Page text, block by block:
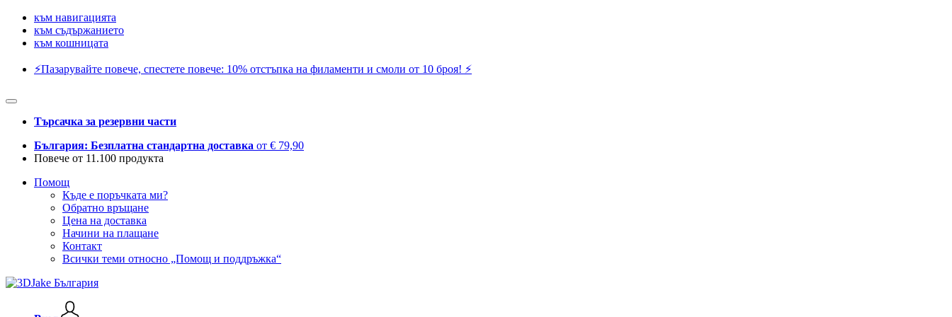
към навигацията
към съдържанието
към кошницата
⚡️Пазарувайте повече, спестете повече: 10% отстъпка на филаменти и смоли от 10 броя! ⚡️
Търсачка за резервни части
България: Безплатна стандартна доставка от € 79,90
Повече от 11.100 продукта
Помощ
Къде е поръчката ми?
Обратно връщане
Цена на доставка
Начини на плащане
Контакт
Всички теми относно „Помощ и поддръжка“